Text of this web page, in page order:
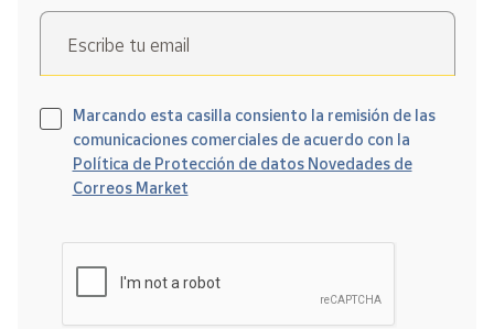
Escribe tu email
Marcando esta casilla consiento la remisión de las
comunicaciones comerciales de acuerdo con la
Política de Protección de datos Novedades de
Correos Market